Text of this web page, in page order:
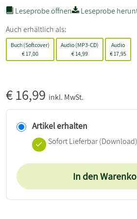
Leseprobe öffnen
Leseprobe
Auch erhältlich als:
Buch (Softcover)
€ 17,00
Audio (MP3-CD)
€ 14,99
Audio
€ 17,95
€16,99 inkl. MwSt.
Artikel erhalten
Sofort Lieferbar (Download)
In den